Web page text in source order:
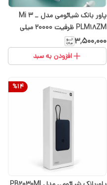
پاور بانک شیائومی مدل Mi 3 _
PLM18ZM ظرفیت 20000 میلی
آمپرساعت
۳٬۵۰۰٬۰۰۰
افزودن به سبد
%14